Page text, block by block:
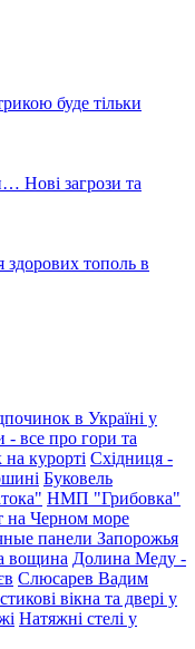
буде тільки
Нові загрози та
здорових тополь в
в Україні у
- все про гори та
курорті Східниця -
Буковель
НМП "Грибовка"
на Черном море
панели Запорожья
вощина Долина Меду -
Слюсарев Вадим
вікна та двері у
Натяжні стелі у